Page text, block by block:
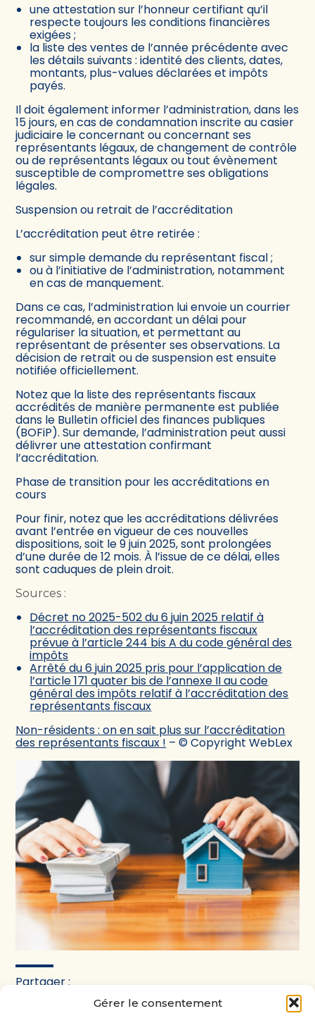
Gérer le consentement
une attestation sur l’honneur certifiant qu’il
respecte toujours les conditions financières
exigées ;
la liste des ventes de l’année précédente avec
les détails suivants : identité des clients, dates,
montants, plus-values déclarées et impôts
payés.
Il doit également informer l’administration, dans les
15 jours, en cas de condamnation inscrite au casier
judiciaire le concernant ou concernant ses
représentants légaux, de changement de contrôle
ou de représentants légaux ou tout évènement
susceptible de compromettre ses obligations
légales.
Suspension ou retrait de l’accréditation
L’accréditation peut être retirée :
sur simple demande du représentant fiscal ;
ou à l’initiative de l’administration, notamment
en cas de manquement.
Dans ce cas, l’administration lui envoie un courrier
recommandé, en accordant un délai pour
régulariser la situation, et permettant au
représentant de présenter ses observations. La
décision de retrait ou de suspension est ensuite
notifiée officiellement.
Notez que la liste des représentants fiscaux
accrédités de manière permanente est publiée
dans le Bulletin officiel des finances publiques
(BOFiP). Sur demande, l’administration peut aussi
délivrer une attestation confirmant
l’accréditation.
Phase de transition pour les accréditations en
cours
Pour finir, notez que les accréditations délivrées
avant l’entrée en vigueur de ces nouvelles
dispositions, soit le 9 juin 2025, sont prolongées
d’une durée de 12 mois. À l’issue de ce délai, elles
sont caduques de plein droit.
Sources :
Décret no 2025-502 du 6 juin 2025 relatif à
l’accréditation des représentants fiscaux
prévue à l’article 244 bis A du code général des
impôts
Arrêté du 6 juin 2025 pris pour l’application de
l’article 171 quater bis de l’annexe II au code
général des impôts relatif à l’accréditation des
représentants fiscaux
Non-résidents : on en sait plus sur l’accréditation
des représentants fiscaux ! – © Copyright WebLex
Partager :